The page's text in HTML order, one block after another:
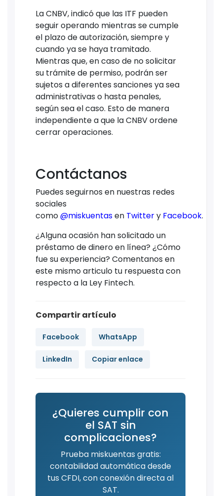
La CNBV, indicó que las ITF pueden
seguir operando mientras se cumple
el plazo de autorización, siempre y
cuando ya se haya tramitado.
Mientras que, en caso de no solicitar
su trámite de permiso, podrán ser
sujetos a diferentes sanciones ya sea
administrativas o hasta penales,
según sea el caso. Esto de manera
independiente a que la CNBV ordene
cerrar operaciones.
Contáctanos
Puedes seguirnos en nuestras redes
sociales
como@miskuentasen Twittery Facebook.
¿Alguna ocasión han solicitado un
préstamo de dinero en línea? ¿Cómo
fue su experiencia? Comentanos en
este mismo articulo tu respuesta con
respecto a la Ley Fintech.
Compartir artículo
Facebook WhatsApp
LinkedIn Copiar enlace
¿Quieres cumplir con
el SAT sin
complicaciones?
Prueba miskuentas gratis:
contabilidad automática desde
tus CFDI, con conexión directa al
SAT.